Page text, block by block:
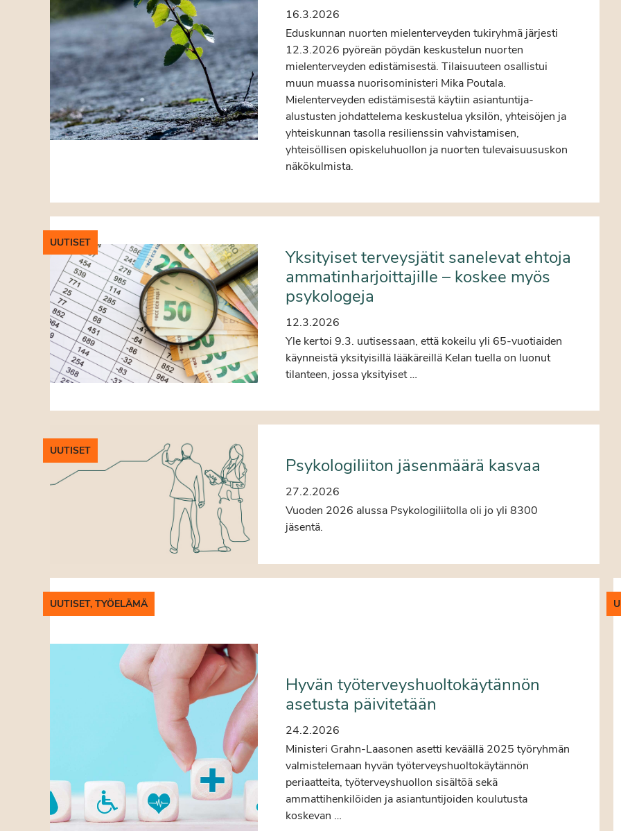
16.3.2026
Eduskunnan nuorten mielenterveyden tukiryhmä järjesti
12.3.2026 pyöreän pöydän keskustelun nuorten
mielenterveyden edistämisestä. Tilaisuuteen osallistui
muun muassa nuorisoministeri Mika Poutala.
Mielenterveyden edistämisestä käytiin asiantuntija-
alustusten johdattelema keskustelua yksilön, yhteisöjen ja
yhteiskunnan tasolla resilienssin vahvistamisen,
yhteisöllisen opiskeluhuollon ja nuorten tulevaisuususkon
näkökulmista.
UUTISET
Yksityiset terveysjätit sanelevat ehtoja
ammatinharjoittajille – koskee myös
psykologeja
12.3.2026
Yle kertoi 9.3. uutisessaan, että kokeilu yli 65-vuotiaiden
käynneistä yksityisillä lääkäreillä Kelan tuella on luonut
tilanteen, jossa yksityiset …
UUTISET
Psykologiliiton jäsenmäärä kasvaa
27.2.2026
Vuoden 2026 alussa Psykologiliitolla oli jo yli 8300
jäsentä.
UUTISET, TYÖELÄMÄ
Hyvän työterveyshuoltokäytännön
asetusta päivitetään
24.2.2026
Ministeri Grahn-Laasonen asetti keväällä 2025 työryhmän
valmistelemaan hyvän työterveyshuoltokäytännön
periaatteita, työterveyshuollon sisältöä sekä
ammattihenkilöiden ja asiantuntijoiden koulutusta
koskevan …